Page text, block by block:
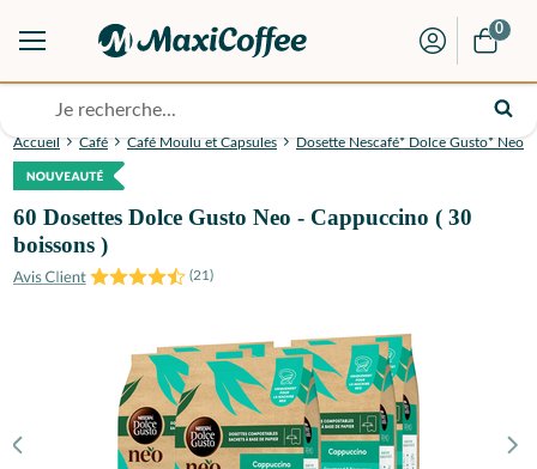
0
Accueil Café Café Moulu et Capsules Dosette Nescafé* Dolce Gusto* Neo
60 Dosettes Dolce Gusto Neo - Cappuccino ( 30
boissons )
(21)